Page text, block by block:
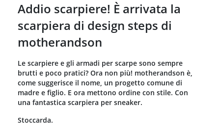
Addio scarpiere! È arrivata la
scarpiera di design steps di
motherandson
Le scarpiere e gli armadi per scarpe sono sempre
brutti e poco pratici? Ora non più! motherandson è,
come suggerisce il nome, un progetto comune di
madre e figlio. E ora mettono ordine con stile. Con
una fantastica scarpiera per sneaker.
Stoccarda.